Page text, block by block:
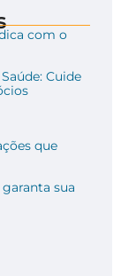
com o
Cuide
que
sua